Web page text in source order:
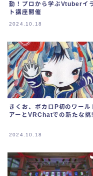
動！プロから学ぶVtuberイ
ト講座開催
2024.10.18
きくお、ボカロP初のワール
アーとVRChatでの新たな挑
2024.10.18